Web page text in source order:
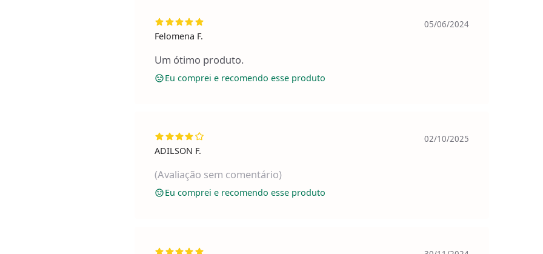
Felomena F.
05/06/2024
Um ótimo produto.
Eu comprei e recomendo esse produto
ADILSON F.
02/10/2025
(Avaliação sem comentário)
Eu comprei e recomendo esse produto